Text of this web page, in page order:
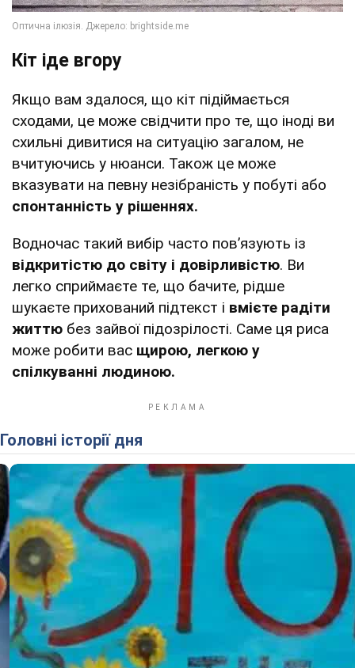
Кіт іде вгору
Якщо вам здалося, що кіт підіймається
сходами, це може свідчити про те, що іноді ви
схильні дивитися на ситуацію загалом, не
вчитуючись у нюанси. Також це може
вказувати на певну незібраність у побуті або
спонтанність у рішеннях.
Водночас такий вибір часто пов’язують із
відкритістю до світу і довірливістю. Ви
легко сприймаєте те, що бачите, рідше
шукаєте прихований підтекст і вмієте радіти
життю без зайвої підозрілості. Саме ця риса
може робити вас щирою, легкою у
спілкуванні людиною.
Головні історії дня